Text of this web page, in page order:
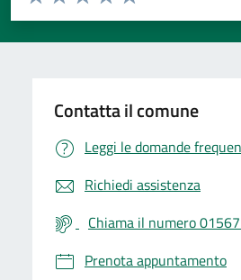
Valuta 5 stelle su 5
Valuta 4 stelle su 5
Valuta 3 stelle su 5
Valuta 2 stelle su 5
Valuta 1 stelle su 5
Contatta il comune
Leggi le domande
Richiedi assistenza
Chiama il numero
Prenota appuntamento